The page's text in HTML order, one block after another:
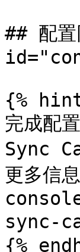
## 配
{%
完成配
Sync
更多信
sync-
{%